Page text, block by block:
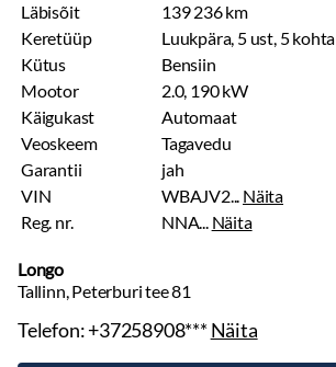
Läbisõit
139 236 km
Keretüüp
Luukpära, 5 ust, 5 kohta
Kütus
Bensiin
Mootor
2.0, 190 kW
Käigukast
Automaat
Veoskeem
Tagavedu
Garantii
jah
VIN
WBAJV2... Näita
Reg. nr.
NNA... Näita
Longo
Tallinn, Peterburi tee 81
Telefon:+37258908***Näita